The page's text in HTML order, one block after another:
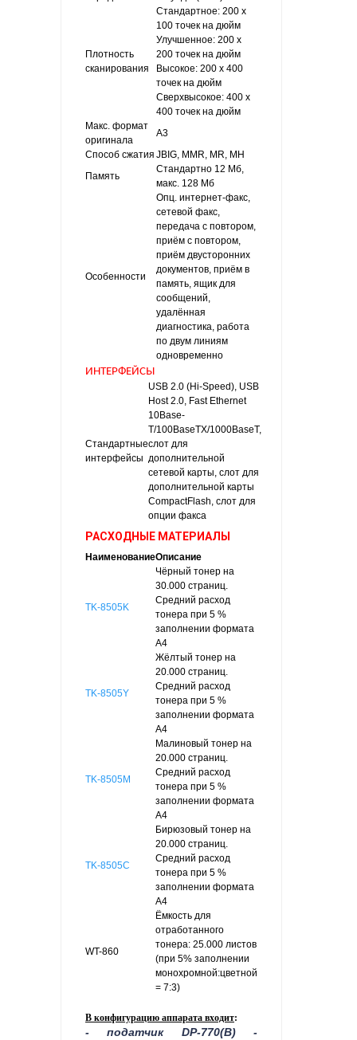
Плотность
сканирования
Стандартное: 200 x
100 точек на дюйм
Улучшенное: 200 x
200 точек на дюйм
Высокое: 200 x 400
точек на дюйм
Сверхвысокое: 400 x
400 точек на дюйм
Макс. формат
оригинала
A3
Способ сжатия JBIG, MMR, MR, MH
Память
Стандартно 12 Мб,
макс. 128 Мб
Особенности
Опц. интернет-факс,
сетевой факс,
передача с повтором,
приём с повтором,
приём двусторонних
документов, приём в
память, ящик для
сообщений,
удалённая
диагностика, работа
по двум линиям
одновременно
ИНТЕРФЕЙСЫ
Стандартные
интерфейсы
USB 2.0 (Hi-Speed), USB
Host 2.0, Fast Ethernet
10Base-
T/100BaseTX/1000BaseT,
слот для
дополнительной
сетевой карты, слот для
дополнительной карты
CompactFlash, слот для
опции факса
РАСХОДНЫЕ МАТЕРИАЛЫ
НаименованиеОписание
TK-8505K
Чёрный тонер на
30.000 страниц.
Средний расход
тонера при 5 %
заполнении формата
А4
TK-8505Y
Жёлтый тонер на
20.000 страниц.
Средний расход
тонера при 5 %
заполнении формата
А4
TK-8505M
Малиновый тонер на
20.000 страниц.
Средний расход
тонера при 5 %
заполнении формата
А4
TK-8505C
Бирюзовый тонер на
20.000 страниц.
Средний расход
тонера при 5 %
заполнении формата
А4
WT-860
Ёмкость для
отработанного
тонера: 25.000 листов
(при 5% заполнении
монохромной:цветной
= 7:3)
В конфигурацию аппарата входит:
- податчик DP-770(B) -